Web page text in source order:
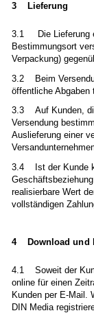
3 Lieferung
3.1 Die Lieferung
Bestimmungsort
Verpackung)
3.2 Beim
öffentliche Abgaben
3.3 Auf Kunden,
Versendung
Auslieferung einer
3.4 Ist der Kunde
realisierbare Wert
vollständigen
4 Download und
4.1 Soweit der
online für einen
Kunden per E-Mail.
DIN Media